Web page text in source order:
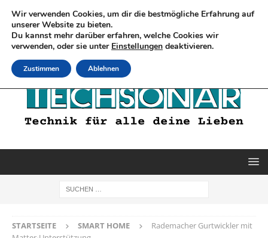
STARTSEITE SMART HOME
Rademacher Gurtwickler mit
Wir verwenden Cookies, um dir die bestmögliche Erfahrung auf
unserer Website zu bieten.
Du kannst mehr darüber erfahren, welche Cookies wir
verwenden, oder sie unter Einstellungen deaktivieren.
Zustimmen Ablehnen